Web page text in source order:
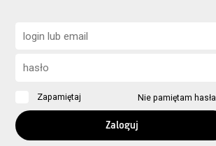
Zapamiętaj Nie pamiętam hasła